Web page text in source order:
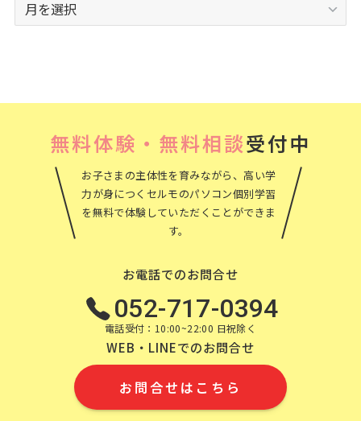
ー
無料体験・無料相談受付中
お子さまの主体性を育みながら、高い学
力が身につくセルモのパソコン個別学習
を無料で体験していただくことができま
す。
お電話でのお問合せ
052-717-0394
電話受付：10:00~22:00 日祝除く
WEB・LINEでのお問合せ
お問合せはこちら